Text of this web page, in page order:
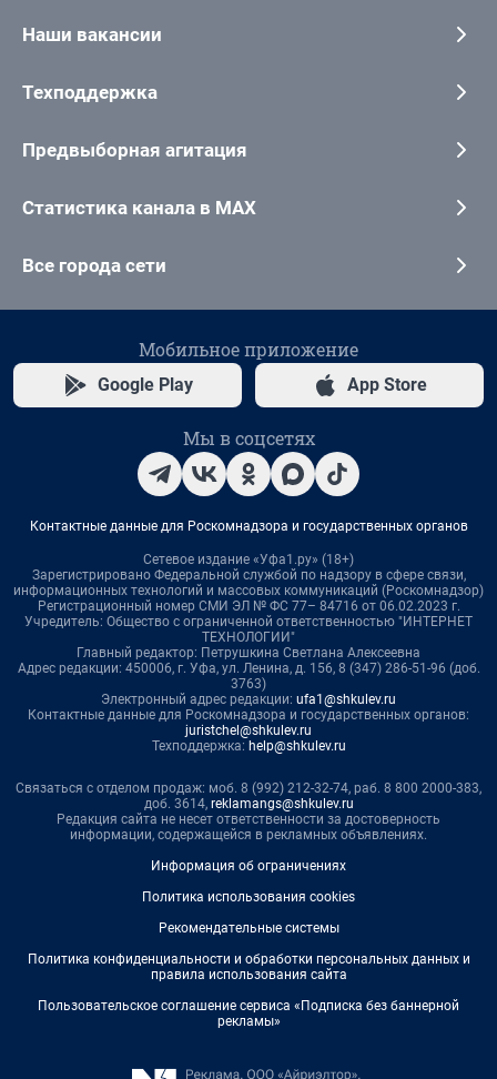
Наши вакансии
Техподдержка
Предвыборная агитация
Статистика канала в MAX
Все города сети
Мобильное приложение
Google Play App Store
Мы в соцсетях
Контактные данные для Роскомнадзора и государственных органов
Сетевое издание «Уфа1.ру» (18+)
Зарегистрировано Федеральной службой по надзору в сфере связи,
информационных технологий и массовых коммуникаций (Роскомнадзор)
Регистрационный номер СМИ ЭЛ № ФС 77– 84716 от 06.02.2023 г.
Учредитель: Общество с ограниченной ответственностью "ИНТЕРНЕТ
ТЕХНОЛОГИИ"
Главный редактор: Петрушкина Светлана Алексеевна
Адрес редакции: 450006, г. Уфа, ул. Ленина, д. 156, 8 (347) 286-51-96 (доб.
3763)
Электронный адрес редакции: ufa1@shkulev.ru
Контактные данные для Роскомнадзора и государственных органов:
juristchel@shkulev.ru
Техподдержка: help@shkulev.ru
Связаться с отделом продаж: моб. 8 (992) 212-32-74, раб. 8 800 2000-383,
доб. 3614, reklamangs@shkulev.ru
Редакция сайта не несет ответственности за достоверность
информации, содержащейся в рекламных объявлениях.
Информация об ограничениях
Политика использования cookies
Рекомендательные системы
Политика конфиденциальности и обработки персональных данных и
правила использования сайта
Пользовательское соглашение сервиса «Подписка без баннерной
рекламы»